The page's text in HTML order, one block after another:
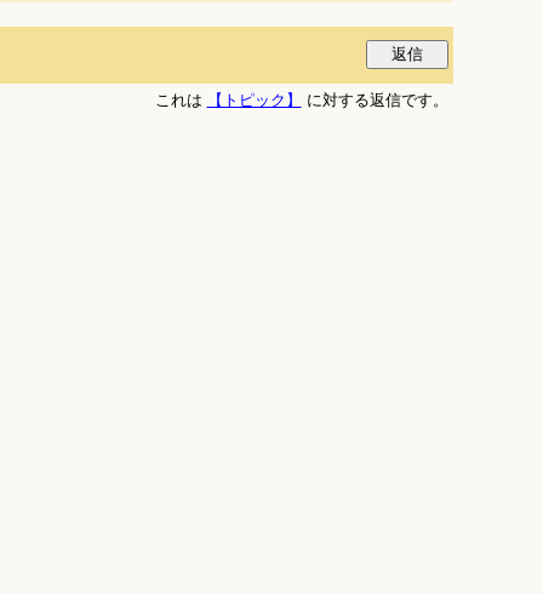
これは 【トピック】 に対する返信です。